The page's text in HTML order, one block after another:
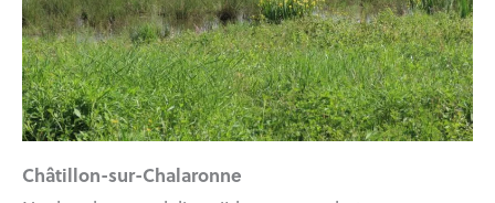
Châtillon-sur-Chalaronne